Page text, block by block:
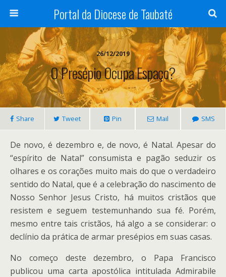
Portal da Diocese de Taubaté
26/12/2019
O Presépio Ocupa Espaço?
Share Tweet Pin Mail SMS
De novo, é dezembro e, de novo, é Natal. Apesar do
“espírito de Natal” consumista e pagão seduzir os
olhares e os corações muito mais do que o verdadeiro
sentido do Natal, que é a celebração do nascimento de
Nosso Senhor Jesus Cristo, há muitos cristãos que
resistem e seguem testemunhando sua fé. Porém,
mesmo entre tais cristãos, há algo a se considerar: o
declínio da prática de armar presépios em suas casas.
No começo deste dezembro, o Papa Francisco
publicou uma carta apostólica intitulada Admirabile